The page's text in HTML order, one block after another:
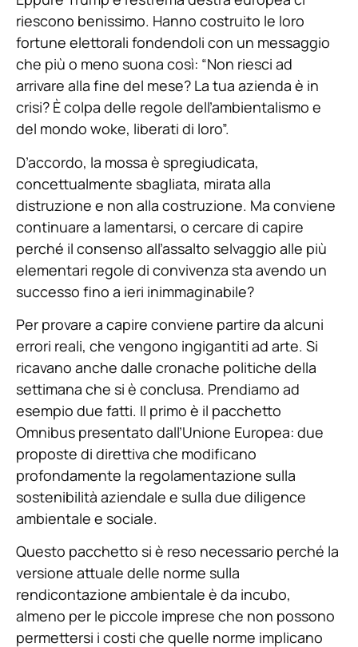
riescono benissimo. Hanno costruito le loro
fortune elettorali fondendoli con un messaggio
che più o meno suona così: “Non riesci ad
arrivare alla fine del mese? La tua azienda è in
crisi? È colpa delle regole dell’ambientalismo e
del mondo woke, liberati di loro”.
D’accordo, la mossa è spregiudicata,
concettualmente sbagliata, mirata alla
distruzione e non alla costruzione. Ma conviene
continuare a lamentarsi, o cercare di capire
perché il consenso all’assalto selvaggio alle più
elementari regole di convivenza sta avendo un
successo fino a ieri inimmaginabile?
Per provare a capire conviene partire da alcuni
errori reali, che vengono ingigantiti ad arte. Si
ricavano anche dalle cronache politiche della
settimana che si è conclusa. Prendiamo ad
esempio due fatti. Il primo è il pacchetto
Omnibus presentato dall’Unione Europea: due
proposte di direttiva che modificano
profondamente la regolamentazione sulla
sostenibilità aziendale e sulla due diligence
ambientale e sociale.
Questo pacchetto si è reso necessario perché la
versione attuale delle norme sulla
rendicontazione ambientale è da incubo,
almeno per le piccole imprese che non possono
permettersi i costi che quelle norme implicano